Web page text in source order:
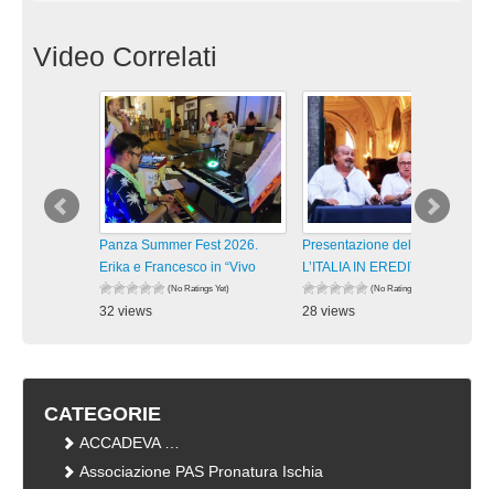
Video Correlati
Panza Summer Fest 2026.
Erika e Francesco in “Vivo
(No Ratings Yet)
32 views
Presentazione del libro
L’ITALIA IN EREDITA’.
(No Ratings Yet)
28 views
CATEGORIE
ACCADEVA …
Associazione PAS Pronatura Ischia